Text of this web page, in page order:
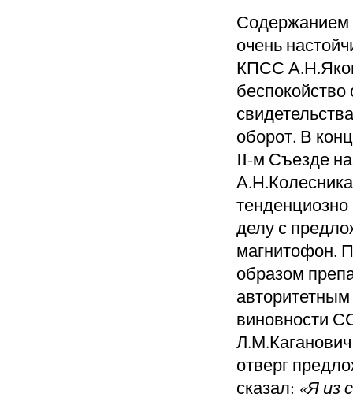
Содержанием
очень
КПСС
оборот. В
II-м Съезде
делу с
магнитофон.
образом
виновности
отверг
сказал: «Я из